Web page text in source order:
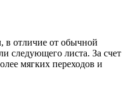
в отличие от обычной
следующего листа. За счет
мягких переходов и